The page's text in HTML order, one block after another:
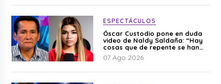
ESPECTÁCULOS
Óscar Custodio pone en duda
video de Naldy Saldaña: “Hay
cosas que de repente se han
editado”
07 Ago 2026